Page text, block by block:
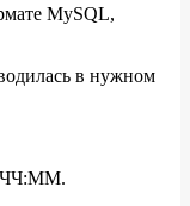
MySQL,
в нужном
ЧЧ:ММ.